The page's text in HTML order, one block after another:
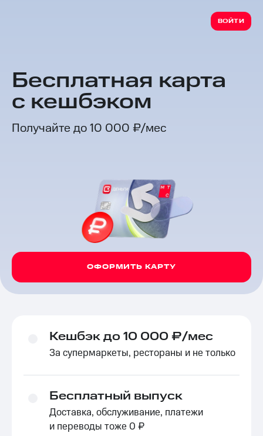
ВОЙТИ
Бесплатная карта
с кешбэком
Получайте до 10 000 ₽/мес
ОФОРМИТЬ КАРТУ
Кешбэк до 10 000 ₽/мес
За супермаркеты, рестораны и не только
Бесплатный выпуск
Доставка, обслуживание, платежи
и переводы тоже 0 ₽